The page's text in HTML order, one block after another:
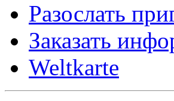
Разослать
Заказать
Weltkarte